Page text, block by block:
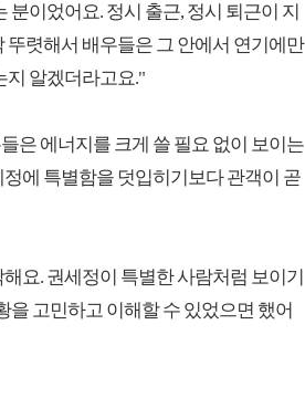
이었어요. 정시 출근, 정시 퇴근이 지
렷해서 배우들은 그 안에서 연기에만
지 알겠더라고요."
은 에너지를 크게 쓸 필요 없이 보이는
에 특별함을 덧입히기보다 관객이 곧
요. 권세정이 특별한 사람처럼 보이기
을 고민하고 이해할 수 있었으면 했어